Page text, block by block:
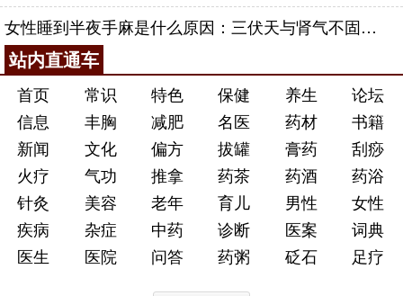
女性睡到半夜手麻是什么原因：三伏天与肾气不固的深层对话
站内直通车
首页 常识 特色 保健 养生
论坛
信息
丰胸 减肥 名医 药材
书籍
新闻
文化 偏方 拔罐 膏药
刮痧
火疗
气功 推拿 药茶 药酒
药浴
针灸
美容 老年 育儿 男性
女性
疾病
杂症 中药 诊断 医案
词典
医生
医院 问答 药粥 砭石 足疗